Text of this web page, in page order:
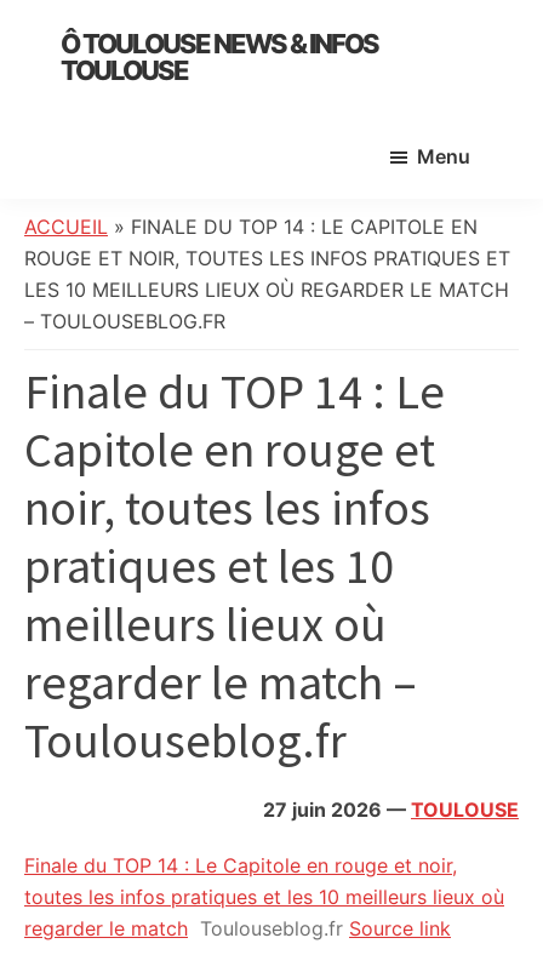
primary
Ô TOULOUSE NEWS & INFOS
TOULOUSE
:
info
locale,
société,
politique,
météo,
faits
divers
et
initiatives
citoyennes
Menu
ACCUEIL » FINALE DU TOP 14 : LE CAPITOLE EN
ROUGE ET NOIR, TOUTES LES INFOS PRATIQUES ET
LES 10 MEILLEURS LIEUX OÙ REGARDER LE MATCH
– TOULOUSEBLOG.FR
Finale du TOP 14 : Le
Capitole en rouge et
noir, toutes les infos
pratiques et les 10
meilleurs lieux où
regarder le match –
Toulouseblog.fr
27 juin 2026 — TOULOUSE
Finale du TOP 14 : Le Capitole en rouge et noir,
toutes les infos pratiques et les 10 meilleurs lieux où
regarder le match Toulouseblog.fr Source link